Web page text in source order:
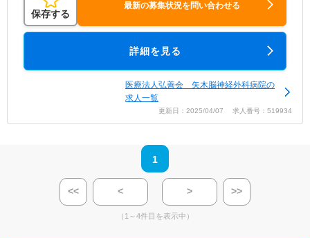
保存する
最新の募集状況を問い合わせる
詳細を見る
医療法人弘善会 矢木脳神経外科病院の
求人一覧
更新日：2025/04/07 求人番号：519934
1
<< < > >>
（1～4件目を表示中）